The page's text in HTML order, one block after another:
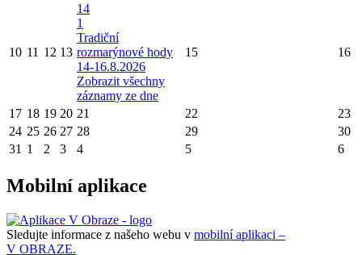
10 11 12 13
14
1
Tradiční
rozmarýnové hody
14-16.8.2026
Zobrazit všechny
záznamy ze dne
15 16
17 18 19 20 21 22
23
24 25 26 27 28 29
30
31 1 2 3 4 5 6
Mobilní aplikace
Sledujte informace z našeho webu v mobilní aplikaci –
V OBRAZE.